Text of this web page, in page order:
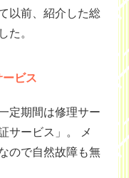
以前、紹介した総
た。
ビス
定期間は修理サー
サービス」。 メ
ので自然故障も無